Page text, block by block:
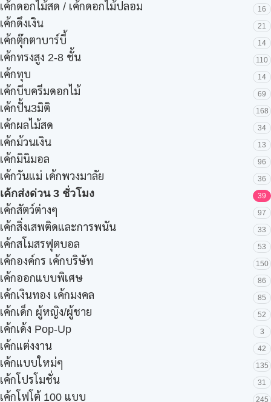
เค้กดอกไม้สด / เค้กดอกไม้ปลอม 16
เค้กดึงเงิน 21
เค้กตุ๊กตาบาร์บี้ 14
เค้กทรงสูง 2-8 ชั้น 110
เค้กทุบ 14
เค้กบีบครีมดอกไม้ 69
เค้กปั้น3มิติ 168
เค้กผลไม้สด 34
เค้กม้วนเงิน 13
เค้กมินิมอล 96
เค้กวันแม่ เค้กพวงมาลัย 36
เค้กส่งด่วน 3 ชั่วโมง 39
เค้กสัตว์ต่างๆ 97
เค้กสิ่งเสพติดและการพนัน 33
เค้กสโมสรฟุตบอล 53
เค้กองค์กร เค้กบริษัท 150
เค้กออกแบบพิเศษ 86
เค้กเงินทอง เค้กมงคล 85
เค้กเด็ก ผู้หญิง/ผู้ชาย 52
เค้กเด้ง Pop-Up 3
เค้กแต่งงาน 42
เค้กแบบใหม่ๆ 135
เค้กโปรโมชั่น 31
เค้กโฟโต้ 100 แบบ 245